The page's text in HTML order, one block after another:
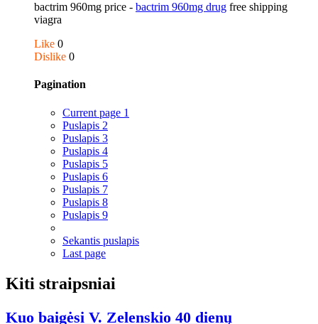
bactrim 960mg price - bactrim 960mg drug free shipping
viagra
Like 0
Dislike 0
Pagination
Current page 1
Puslapis 2
Puslapis 3
Puslapis 4
Puslapis 5
Puslapis 6
Puslapis 7
Puslapis 8
Puslapis 9
Sekantis puslapis
Last page
Kiti straipsniai
Kuo baigėsi V. Zelenskio 40 dienų